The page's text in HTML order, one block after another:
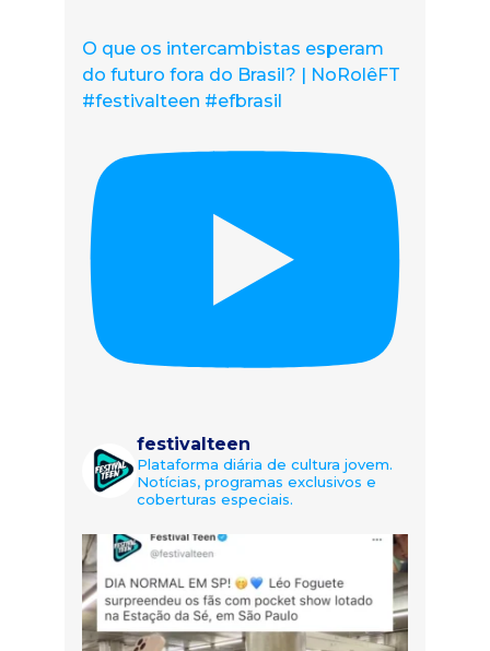
O que os intercambistas esperam
do futuro fora do Brasil? | NoRolêFT
#festivalteen #efbrasil
festivalteen
Plataforma diária de cultura jovem.
Notícias, programas exclusivos e
coberturas especiais.